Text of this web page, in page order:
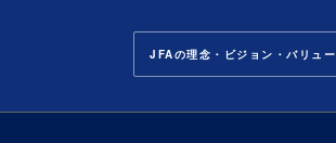
JFAの理念・ビジョン・バリュー